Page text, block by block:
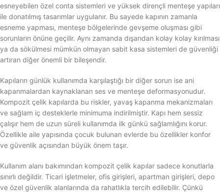
esneyebilen özel conta sistemleri ve yüksek dirençli menteşe yapıları
ile donatılmış tasarımlar uygulanır. Bu sayede kapının zamanla
esneme yapması, menteşe bölgelerinde gevşeme oluşması gibi
sorunların önüne geçilir. Aynı zamanda dışarıdan kolay kolay kırılması
ya da sökülmesi mümkün olmayan sabit kasa sistemleri de güvenliği
artıran diğer önemli bir bileşendir.
Kapıların günlük kullanımda karşılaştığı bir diğer sorun ise ani
kapanmalardan kaynaklanan ses ve menteşe deformasyonudur.
Kompozit çelik kapılarda bu riskler, yavaş kapanma mekanizmaları
ve sağlam iç desteklerle minimuma indirilmiştir. Kapı hem sessiz
çalışır hem de uzun süreli kullanımda ilk günkü sağlamlığını korur.
Özellikle aile yapısında çocuk bulunan evlerde bu özellikler konfor
ve güvenlik açısından büyük önem taşır.
Kullanım alanı bakımından kompozit çelik kapılar sadece konutlarla
sınırlı değildir. Ticari işletmeler, ofis girişleri, apartman girişleri, depo
ve özel güvenlik alanlarında da rahatlıkla tercih edilebilir. Çünkü